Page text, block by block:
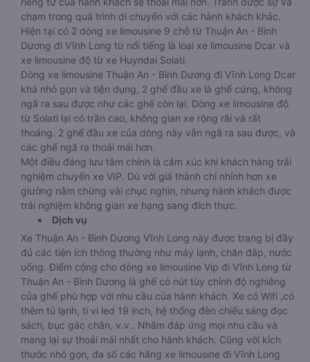
chạm trong quá trình di chuyển với các hành khách khác.
Hiện tại có 2 dòng xe limousine 9 chỗ từ Thuận An - Bình
Dương đi Vĩnh Long từ nổi tiếng là loại xe limousine Dcar và
xe limousine độ từ xe Huyndai Solati.
Dòng xe limousine Thuận An - Bình Dương đi Vĩnh Long Dcar
khá nhỏ gọn và tiện dụng, 2 ghế đầu xe là ghế cứng, không
ngã ra sau được như các ghế còn lại. Dòng xe limousine độ
từ Solati lại có trần cao, không gian xe rộng rãi và rất
thoáng. 2 ghế đầu xe của dòng này vẫn ngã ra sau được, và
các ghế ngã ra thoải mái hơn.
Một điều đáng lưu tâm chính là cảm xúc khi khách hàng trải
nghiệm chuyến xe VIP. Dù với giá thành chỉ nhỉnh hơn xe
giường nằm chừng vài chục nghìn, nhưng hành khách được
trải nghiệm không gian xe hạng sang đích thực.
Dịch vụ
Xe Thuận An - Bình Dương Vĩnh Long này được trang bị đầy
đủ các tiện ích thông thường như máy lạnh, chăn đắp, nước
uống. Điểm cộng cho dòng xe limousine Vip đi Vĩnh Long từ
Thuận An - Bình Dương là ghế có nút tùy chỉnh độ nghiêng
của ghế phù hợp với nhu cầu của hành khách. Xe có Wifi ,có
thêm tủ lạnh, ti vi led 19 inch, hệ thống đèn chiếu sáng đọc
sách, bục gác chân, v.v.. Nhằm đáp ứng mọi nhu cầu và
mang lại sự thoải mái nhất cho hành khách. Cũng với kích
thước nhỏ gọn, đa số các hãng xe limousine đi Vĩnh Long